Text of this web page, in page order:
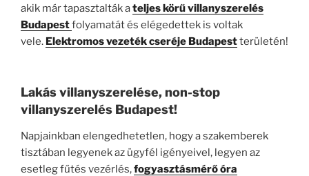
akik már tapasztalták ateljes körű villanyszerelés
Budapestfolyamatát és elégedettek is voltak
vele. Elektromos vezeték cseréje Budapestterületén!
Lakás villanyszerelése, non-stop
villanyszerelés Budapest!
Napjainkban elengedhetetlen, hogy a szakemberek
tisztában legyenek az ügyfél igényeivel, legyen az
esetleg fűtés vezérlés,fogyasztásmérő óra